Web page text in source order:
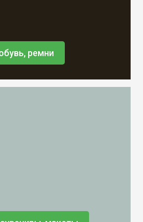
ремни